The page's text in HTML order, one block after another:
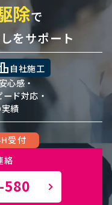
除で
をサポート
自社施工
心感・
ド対応・
績
受付
絡
580